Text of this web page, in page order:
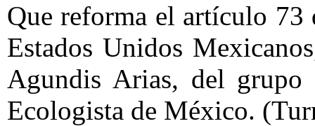
Que reforma el artículo
Estados Unidos
Agundis Arias, del grupo
Ecologista de México.